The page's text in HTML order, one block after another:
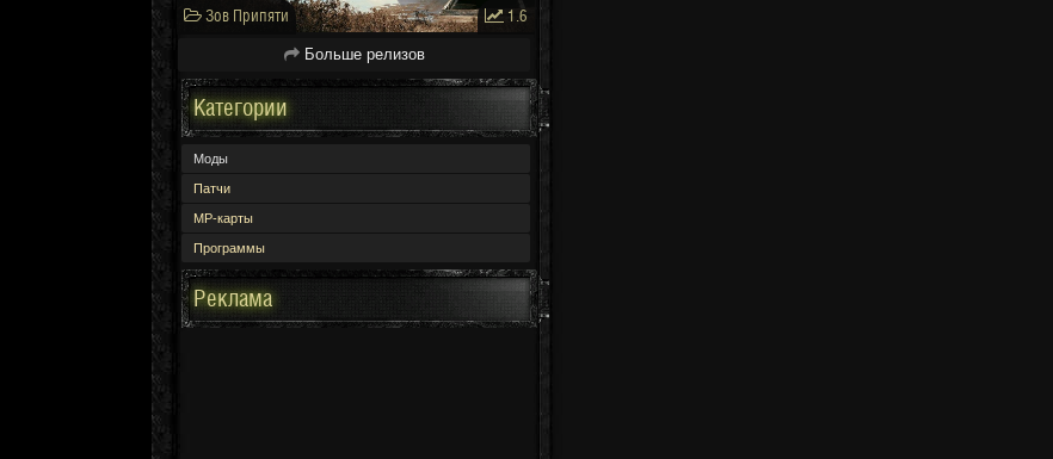
Зов Припяти 1.6
Больше релизов
Категории
Моды
Патчи
МР-карты
Программы
Реклама